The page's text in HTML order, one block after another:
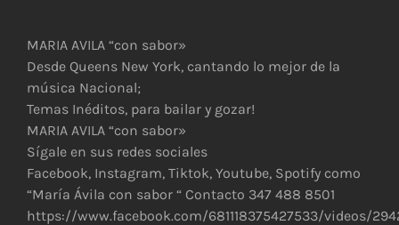
MARIA AVILA “con sabor»
Desde Queens New York, cantando lo mejor de la
música Nacional;
Temas Inéditos, para bailar y gozar!
MARIA AVILA “con sabor»
Sígale en sus redes sociales
Facebook, Instagram, Tiktok, Youtube, Spotify como
“María Ávila con sabor “ Contacto 347 488 8501
https://www.facebook.com/681118375427533/videos/